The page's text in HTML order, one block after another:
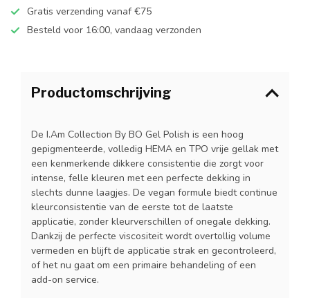
Gratis verzending vanaf €75
Besteld voor 16:00, vandaag verzonden
Productomschrijving
De I.Am Collection By BO Gel Polish is een hoog
gepigmenteerde, volledig HEMA en TPO vrije gellak met
een kenmerkende dikkere consistentie die zorgt voor
intense, felle kleuren met een perfecte dekking in
slechts dunne laagjes. De vegan formule biedt continue
kleurconsistentie van de eerste tot de laatste
applicatie, zonder kleurverschillen of onegale dekking.
Dankzij de perfecte viscositeit wordt overtollig volume
vermeden en blijft de applicatie strak en gecontroleerd,
of het nu gaat om een primaire behandeling of een
add-on service.